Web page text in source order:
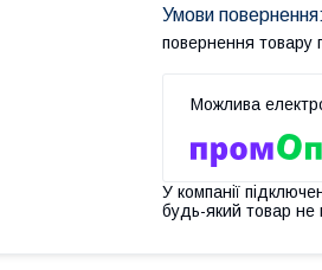
повернення товару
У компанії
будь-який товар не